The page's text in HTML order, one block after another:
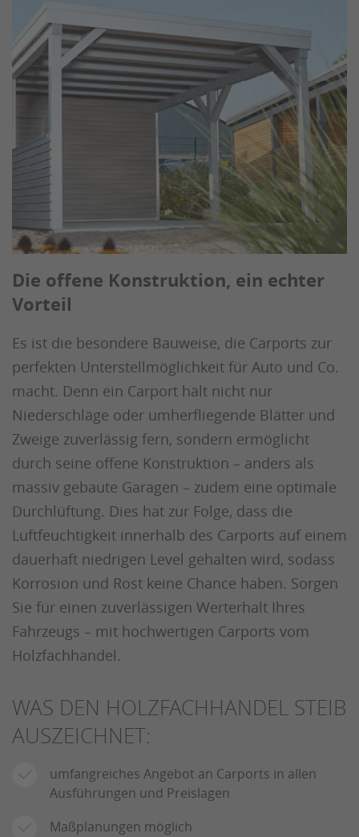
Die offene Konstruktion, ein echter
Vorteil
Es ist die besondere Bauweise, die Carports zur
perfekten Unterstellmöglichkeit für Auto und Co.
macht. Denn ein Carport hält nicht nur
Niederschläge oder umherfliegende Blätter und
Zweige zuverlässig fern, sondern ermöglicht
durch seine offene Konstruktion – anders als
massiv gebaute Garagen – zudem eine optimale
Durchlüftung. Dies hat zur Folge, dass die
Luftfeuchtigkeit innerhalb des Carports auf einem
dauerhaft niedrigen Level gehalten wird, sodass
Korrosion und Rost keine Chance haben. Sorgen
Sie für einen zuverlässigen Werterhalt Ihres
Fahrzeugs – mit hochwertigen Carports vom
Holzfachhandel.
WAS DEN HOLZFACHHANDEL STEIB
AUSZEICHNET:
umfangreiches Angebot an Carports in allen
Ausführungen und Preislagen
Maßplanungen möglich